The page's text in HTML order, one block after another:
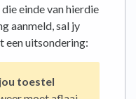
einde van hierdie
aanmeld, sal jy
een uitsondering:
toestel